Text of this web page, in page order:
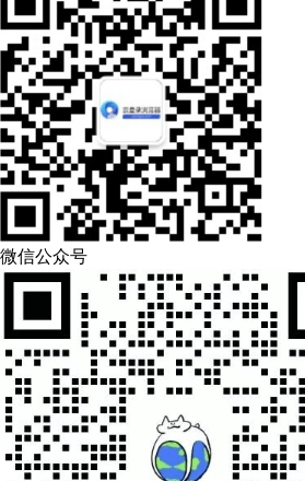
微信公众号